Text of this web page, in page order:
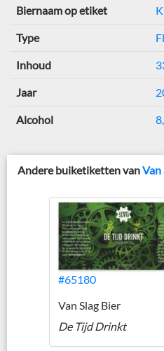
Biernaam op etiket
Type
Inhoud
Jaar
Alcohol
Andere buiketiketten vanVan
#65180
Van Slag Bier
De Tijd Drinkt